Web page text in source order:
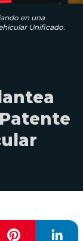
en una
Unificado.